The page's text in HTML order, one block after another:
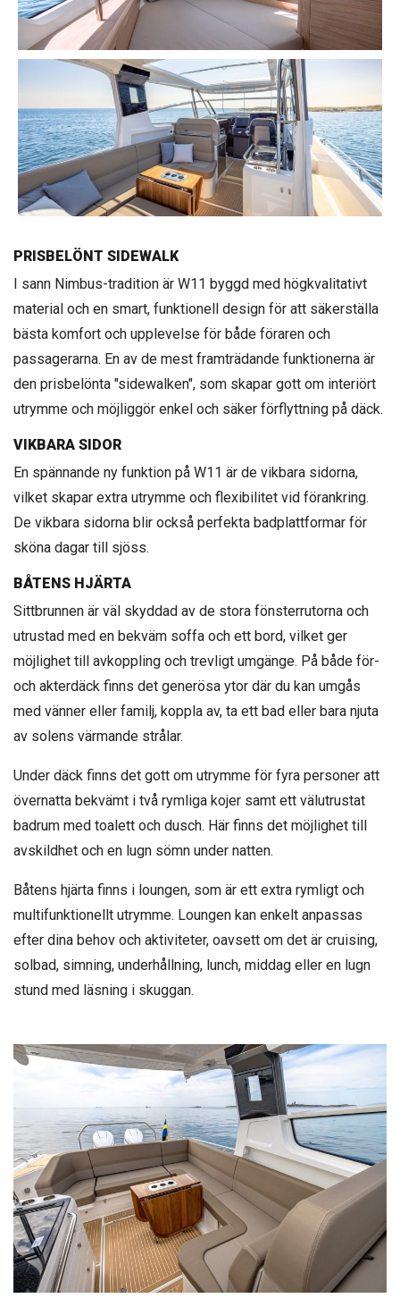
PRISBELÖNT SIDEWALK
I sann Nimbus-tradition är W11 byggd med högkvalitativt
material och en smart, funktionell design för att säkerställa
bästa komfort och upplevelse för både föraren och
passagerarna. En av de mest framträdande funktionerna är
den prisbelönta "sidewalken", som skapar gott om interiört
utrymme och möjliggör enkel och säker förflyttning på däck.
VIKBARA SIDOR
En spännande ny funktion på W11 är de vikbara sidorna,
vilket skapar extra utrymme och flexibilitet vid förankring.
De vikbara sidorna blir också perfekta badplattformar för
sköna dagar till sjöss.
BÅTENS HJÄRTA
Sittbrunnen är väl skyddad av de stora fönsterrutorna och
utrustad med en bekväm soffa och ett bord, vilket ger
möjlighet till avkoppling och trevligt umgänge. På både för-
och akterdäck finns det generösa ytor där du kan umgås
med vänner eller familj, koppla av, ta ett bad eller bara njuta
av solens värmande strålar.
Under däck finns det gott om utrymme för fyra personer att
övernatta bekvämt i två rymliga kojer samt ett välutrustat
badrum med toalett och dusch. Här finns det möjlighet till
avskildhet och en lugn sömn under natten.
Båtens hjärta finns i loungen, som är ett extra rymligt och
multifunktionellt utrymme. Loungen kan enkelt anpassas
efter dina behov och aktiviteter, oavsett om det är cruising,
solbad, simning, underhållning, lunch, middag eller en lugn
stund med läsning i skuggan.